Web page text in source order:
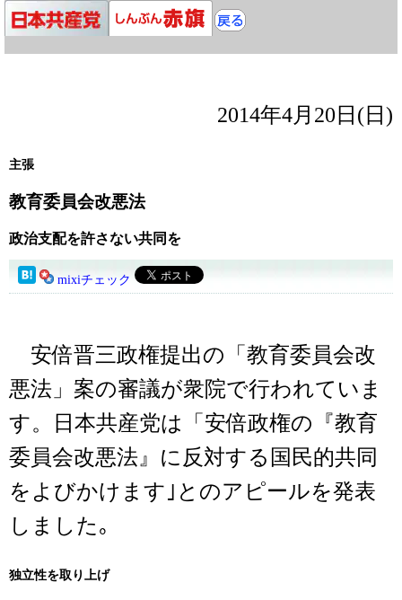
2014年4月20日(日)
主張
教育委員会改悪法
政治支配を許さない共同を
mixiチェック
安倍晋三政権提出の「教育委員会改
悪法」案の審議が衆院で行われていま
す。日本共産党は「安倍政権の『教育
委員会改悪法』に反対する国民的共同
をよびかけます｣とのアピールを発表
しました｡
独立性を取り上げ